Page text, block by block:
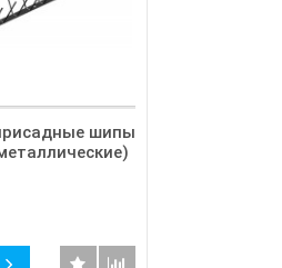
шипы